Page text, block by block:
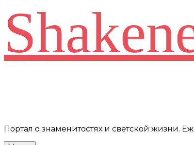
Портал о знаменитостях и светской жизни.